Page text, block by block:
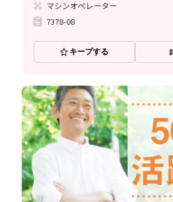
マシンオペレーター
7378-08
キープする